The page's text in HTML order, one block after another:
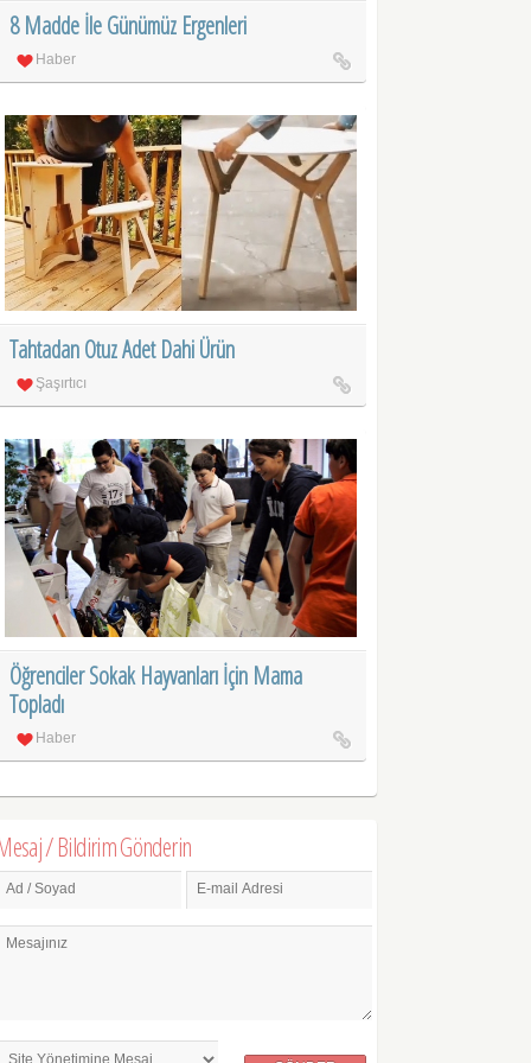
8 Madde İle Günümüz Ergenleri
Haber
Tahtadan Otuz Adet Dahi Ürün
Şaşırtıcı
Öğrenciler Sokak Hayvanları İçin Mama
Topladı
Haber
/ Bildirim Gönderin
Ad / Soyad E-mail Adresi
Mesajınız